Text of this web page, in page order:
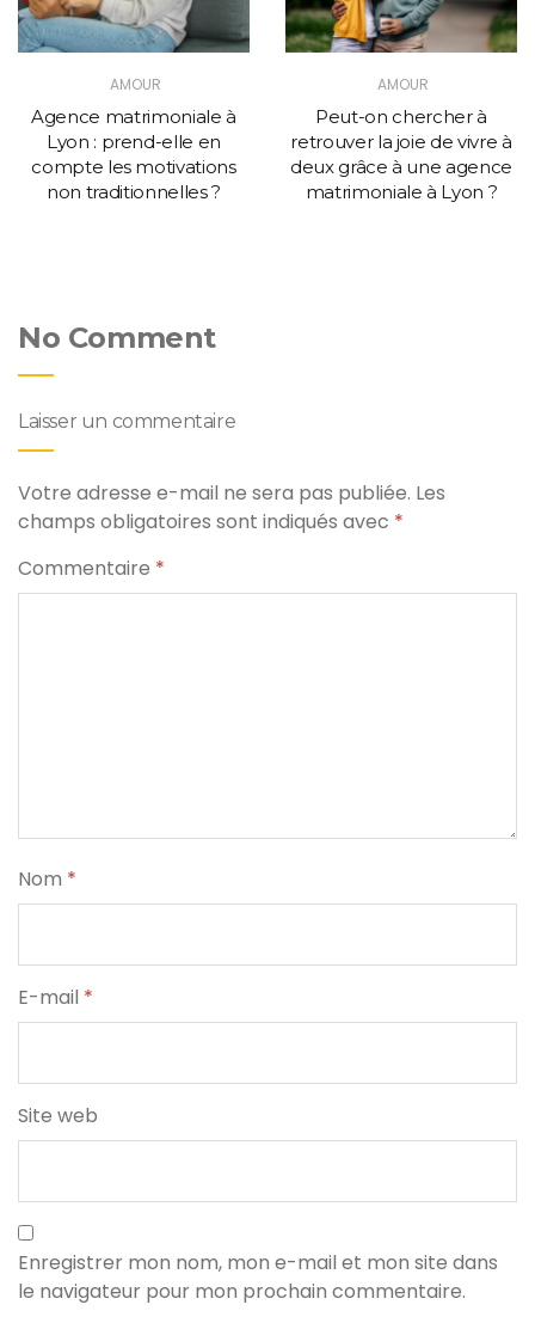
AMOUR
Agence matrimoniale à
Lyon : prend-elle en
compte les motivations
non traditionnelles ?
AMOUR
Peut-on chercher à
retrouver la joie de vivre à
deux grâce à une agence
matrimoniale à Lyon ?
No Comment
Laisser un commentaire
Votre adresse e-mail ne sera pas publiée. Les
champs obligatoires sont indiqués avec *
Commentaire *
Nom *
E-mail *
Site web
Enregistrer mon nom, mon e-mail et mon site dans
le navigateur pour mon prochain commentaire.